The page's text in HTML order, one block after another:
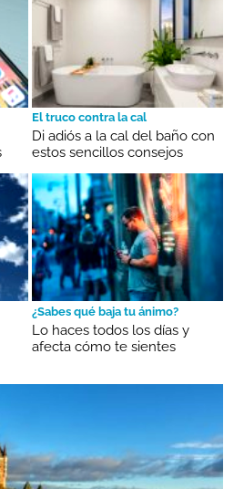
El truco contra la cal
Di adiós a la cal del baño con
estos sencillos consejos
¿Sabes qué baja tu ánimo?
Lo haces todos los días y
afecta cómo te sientes